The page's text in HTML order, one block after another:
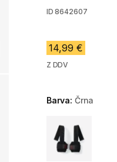
ID 8642607
14,99 €
Z DDV
Barva: Črna
Choose a variant